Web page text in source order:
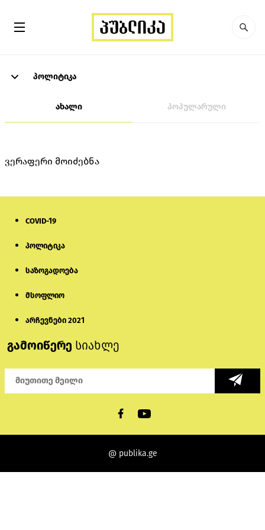
პოლიტიკა
ახალი პოპულარული
ვერაფერი მოიძებნა
COVID-19
პოლიტიკა
საზოგადოება
მსოფლიო
არჩევნები 2021
გამოიწერე სიახლე
@ publika.ge